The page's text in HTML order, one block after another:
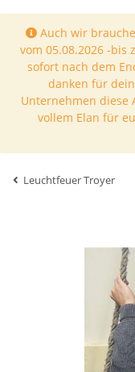
Auch wir
vom 05.08.2026 -bis
sofort nach dem
danken für
Unternehmen diese
vollem Elan für
Leuchtfeuer Troyer